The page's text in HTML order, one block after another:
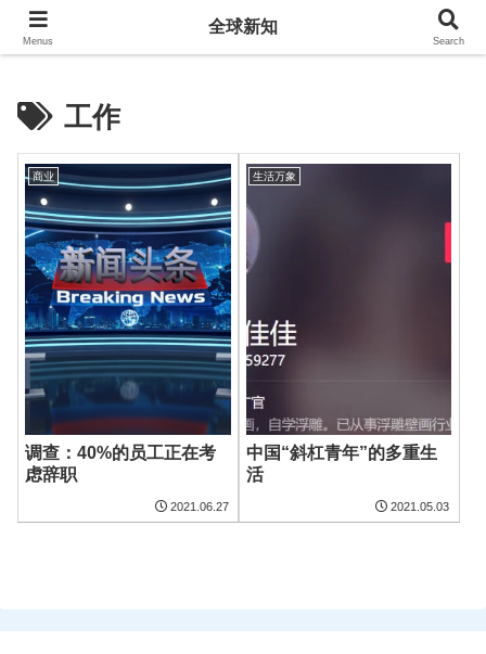
全球新知
工作
商业
调查：40%的员工正在考
虑辞职
2021.06.27
生活万象
中国“斜杠青年”的多重生
活
2021.05.03
Menus
全球新知
Search